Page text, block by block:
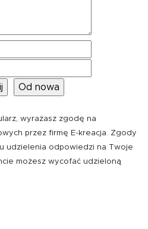
wyrażasz zgodę na
przez firmę E-kreacja. Zgody
udzielenia odpowiedzi na Twoje
możesz wycofać udzieloną